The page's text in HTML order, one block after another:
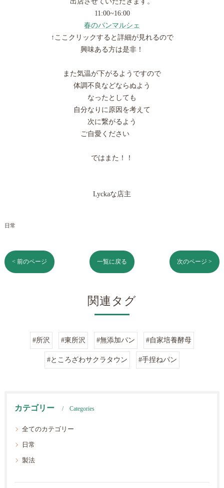
11:00~16:00
春のパンマルシェ
↑ここクリックすると詳細が見れるので
興味ある方は是非！
また気温が下がるようですので
体調不良などならぬよう
なったとしても
自分なりに原因を考えて
次に繋がるよう
ご自愛ください
ではまた！！
Lyckaな店主
日常
< 前のページ 一覧に戻る 次のページ >
関連タグ
#所沢 #東所沢 #無添加パン #自家培養酵母
#ところざわサクラタウン #手捏ねパン
カテゴリー Categories
全てのカテゴリー
日常
製法